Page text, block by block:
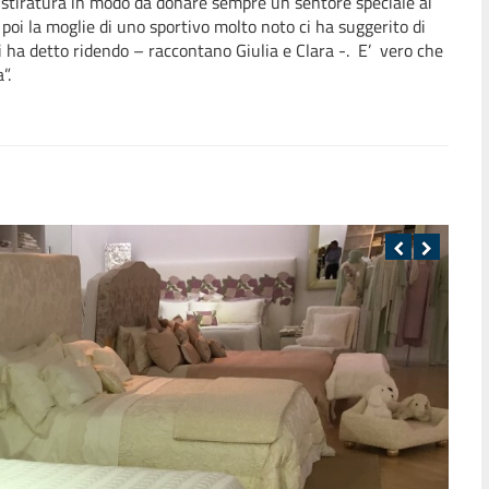
la moglie di uno sportivo molto noto ci ha suggerito di
detto ridendo – raccontano Giulia e Clara -. E’ vero che